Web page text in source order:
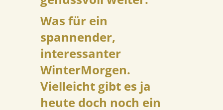
Was für ein
spannender,
interessanter
WinterMorgen.
Vielleicht gibt es ja
heute doch noch ein